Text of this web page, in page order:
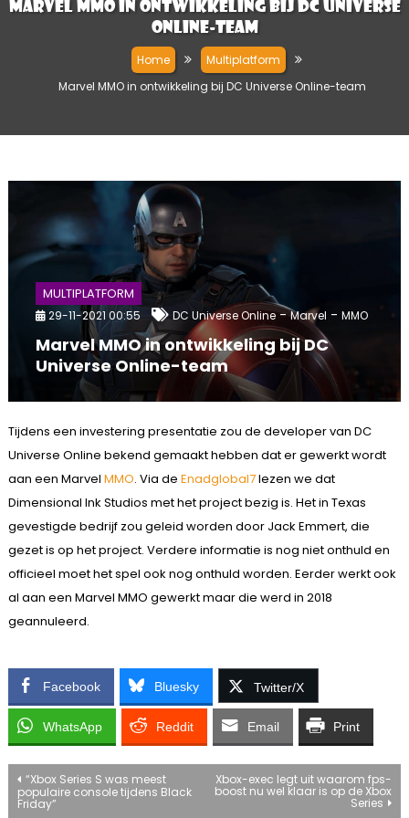
Marvel MMO in ontwikkeling bij DC Universe
Online-team
Home
Multiplatform
Marvel MMO in ontwikkeling bij DC Universe Online-team
MULTIPLATFORM
29-11-2021 00:55 DC Universe Online-Marvel - MMO
Marvel MMO in ontwikkeling bij DC
Universe Online-team
Tijdens een investering presentatie zou de developer van DC
Universe Online bekend gemaakt hebben dat er gewerkt wordt
aan een Marvel MMO. Via de Enadglobal7lezen we dat
Dimensional Ink Studios met het project bezig is. Het in Texas
gevestigde bedrijf zou geleid worden door Jack Emmert, die
gezet is op het project. Verdere informatie is nog niet onthuld en
officieel moet het spel ook nog onthuld worden. Eerder werkt ook
al aan een Marvel MMO gewerkt maar die werd in 2018
geannuleerd.
Facebook Bluesky Twitter/X
WhatsApp Reddit Email Print
Bericht
“Xbox Series S was meest
populaire console tijdens Black
Friday”
Xbox-exec legt uit waarom fps-
boost nu wel klaar is op de Xbox
Series